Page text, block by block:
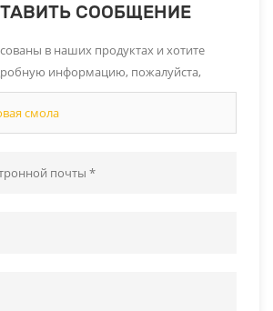
СООБЩЕНИЕ
в наших продуктах и ​​хотите
информацию, пожалуйста,
здесь, и мы ответим вам, как только
смола